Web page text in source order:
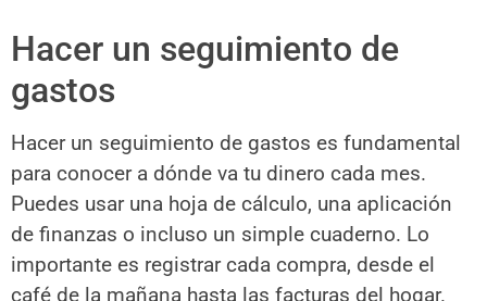
Hacer un seguimiento de
gastos
Hacer un seguimiento de gastos es fundamental
para conocer a dónde va tu dinero cada mes.
Puedes usar una hoja de cálculo, una aplicación
de finanzas o incluso un simple cuaderno. Lo
importante es registrar cada compra, desde el
café de la mañana hasta las facturas del hogar.